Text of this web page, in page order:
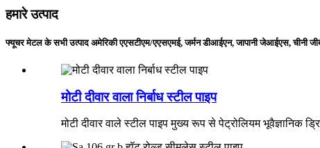
हमारे उत्पाद
फ्यूचर मेटल के सभी उत्पाद अमेरिकी एएसटीएम/एएसएमई, जर्मन डीआईएन, जापानी जेआईएस, चीनी
मोटी दीवार वाला निर्बाध स्टील पाइप
मोटी दीवार वाले स्टील पाइप मुख्य रूप से पेट्रोलियम भूवैज्ञानिक